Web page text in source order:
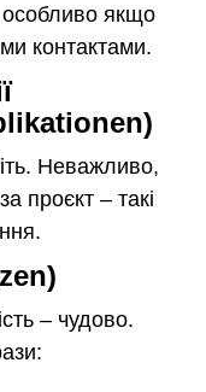
особливо якщо
контактами.
Неважливо,
проєкт – такі
– чудово.